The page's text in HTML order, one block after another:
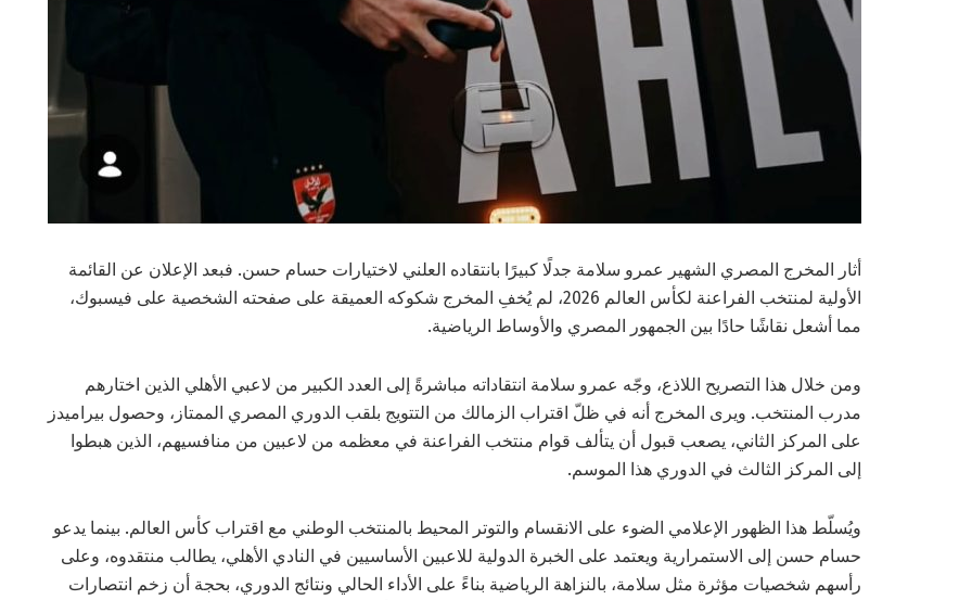
أثار المخرج المصري الشهير عمرو سلامة جدلًا كبيرًا بانتقاده العلني لاختيارات حسام حسن. فبعد الإعلان عن القائمة
الأولية لمنتخب الفراعنة لكأس العالم 2026، لم يُخفِ المخرج شكوكه العميقة على صفحته الشخصية على فيسبوك،
مما أشعل نقاشًا حادًا بين الجمهور المصري والأوساط الرياضية.
ومن خلال هذا التصريح اللاذع، وجّه عمرو سلامة انتقاداته مباشرةً إلى العدد الكبير من لاعبي الأهلي الذين اختارهم
مدرب المنتخب. ويرى المخرج أنه في ظلّ اقتراب الزمالك من التتويج بلقب الدوري المصري الممتاز، وحصول بيراميدز
على المركز الثاني، يصعب قبول أن يتألف قوام منتخب الفراعنة في معظمه من لاعبين من منافسيهم، الذين هبطوا
إلى المركز الثالث في الدوري هذا الموسم.
ويُسلّط هذا الظهور الإعلامي الضوء على الانقسام والتوتر المحيط بالمنتخب الوطني مع اقتراب كأس العالم. بينما يدعو
حسام حسن إلى الاستمرارية ويعتمد على الخبرة الدولية للاعبين الأساسيين في النادي الأهلي، يطالب منتقدوه، وعلى
رأسهم شخصيات مؤثرة مثل سلامة، بالنزاهة الرياضية بناءً على الأداء الحالي ونتائج الدوري، بحجة أن زخم انتصارات